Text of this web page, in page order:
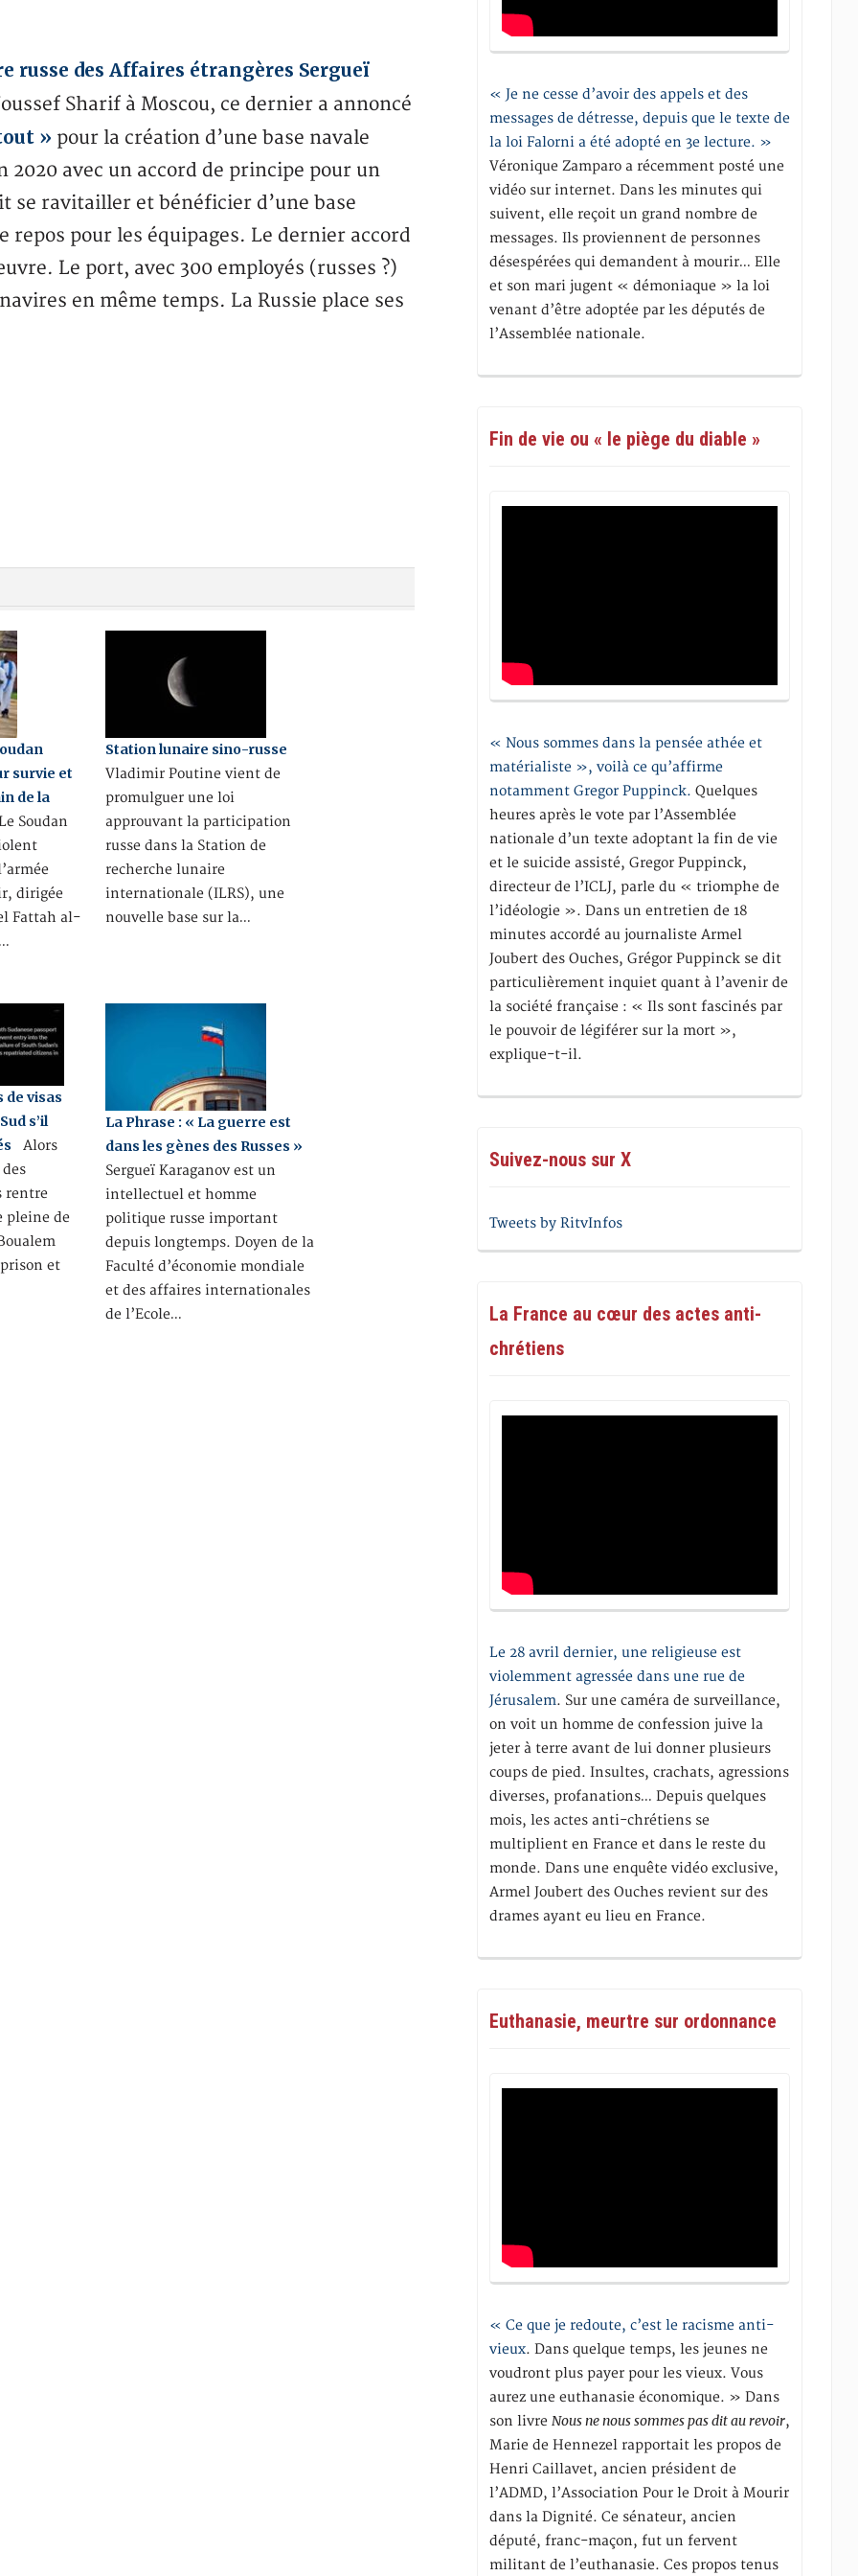
russe des Affaires étrangères Sergueï
Sharif à Moscou, ce dernier a annoncé
» pour la création d’une base navale
2020 avec un accord de principe pour un
se ravitailler et bénéficier d’une base
pour les équipages. Le dernier accord
Le port, avec 300 employés (russes ?)
en même temps. La Russie place ses
survie et
de la
Soudan
dirigée
Fattah al-
Station lunaire sino-russe
Vladimir Poutine vient de
promulguer une loi
approuvant la participation
russe dans la Station de
recherche lunaire
internationale (ILRS), une
nouvelle base sur la…
de visas
s’il
Alors
rentre
pleine de
et
La Phrase : « La guerre est
dans les gènes des Russes »
Sergueï Karaganov est un
intellectuel et homme
politique russe important
depuis longtemps. Doyen de la
Faculté d’économie mondiale
et des affaires internationales
de l’Ecole…
« Je ne cesse d’avoir des appels et des
messages de détresse, depuis que le texte de
la loi Falorni a été adopté en 3e lecture. »
Véronique Zamparo a récemment posté une
vidéo sur internet. Dans les minutes qui
suivent, elle reçoit un grand nombre de
messages. Ils proviennent de personnes
désespérées qui demandent à mourir… Elle
et son mari jugent « démoniaque » la loi
venant d’être adoptée par les députés de
l’Assemblée nationale.
Fin de vie ou « le piège du diable »
« Nous sommes dans la pensée athée et
matérialiste », voilà ce qu’affirme
notamment Gregor Puppinck. Quelques
heures après le vote par l’Assemblée
nationale d’un texte adoptant la fin de vie
et le suicide assisté, Gregor Puppinck,
directeur de l’ICLJ, parle du « triomphe de
l’idéologie ». Dans un entretien de 18
minutes accordé au journaliste Armel
Joubert des Ouches, Grégor Puppinck se dit
particulièrement inquiet quant à l’avenir de
la société française : « Ils sont fascinés par
le pouvoir de légiférer sur la mort »,
explique-t-il.
Suivez-nous sur X
Tweets by RitvInfos
La France au cœur des actes anti-
chrétiens
Le 28 avril dernier, une religieuse est
violemment agressée dans une rue de
Jérusalem. Sur une caméra de surveillance,
on voit un homme de confession juive la
jeter à terre avant de lui donner plusieurs
coups de pied. Insultes, crachats, agressions
diverses, profanations… Depuis quelques
mois, les actes anti-chrétiens se
multiplient en France et dans le reste du
monde. Dans une enquête vidéo exclusive,
Armel Joubert des Ouches revient sur des
drames ayant eu lieu en France.
Euthanasie, meurtre sur ordonnance
« Ce que je redoute, c’est le racisme anti-
vieux. Dans quelque temps, les jeunes ne
voudront plus payer pour les vieux. Vous
aurez une euthanasie économique. » Dans
son livreNous ne nous sommes pas dit au revoir,
Marie de Hennezel rapportait les propos de
Henri Caillavet, ancien président de
l’ADMD, l’Association Pour le Droit à Mourir
dans la Dignité. Ce sénateur, ancien
député, franc-maçon, fut un fervent
militant de l’euthanasie. Ces propos tenus